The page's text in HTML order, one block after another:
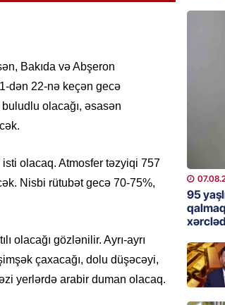
Bakıda və Abşeron
dən 22-nə keçən gecə
olacağı, əsasən
isti olacaq. Atmosfer təzyiqi 757
Nisbi rütubət gecə 70-75%,
olacağı gözlənilir. Ayrı-ayrı
çaxacağı, dolu düşəcəyi,
yerlərdə arabir duman olacaq.
Çin
MANŞET
“Birgə
95